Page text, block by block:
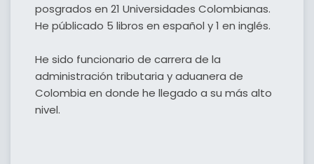
posgrados en 21 Universidades Colombianas.
He públicado 5 libros en español y 1 en inglés.
He sido funcionario de carrera de la
administración tributaria y aduanera de
Colombia en donde he llegado a su más alto
nivel.